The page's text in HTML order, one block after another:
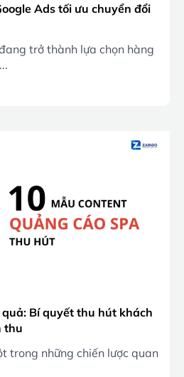
Ads tối ưu chuyển đổi
trở thành lựa chọn hàng
Bí quyết thu hút khách
thu
trong những chiến lược quan